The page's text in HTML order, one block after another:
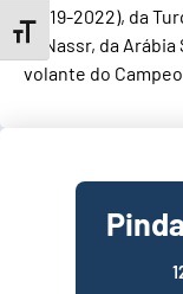
Toggle Font size
(2019-2022), da
Al Nassr, da
volante do